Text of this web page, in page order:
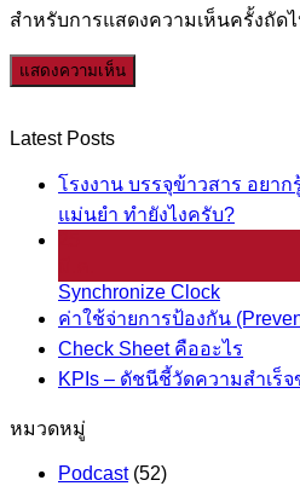
สำหรับการแสดงความเห็นครั้งถัดไ
Latest Posts
โรงงาน บรรจุข้าวสาร อยา
แม่นยำ ทำยังไงครับ?
Synchronize Clock
ค่าใช้จ่ายการป้องกัน
Check Sheet คืออะไร
KPIs – ดัชนีชี้วัดความสำเร็
หมวดหมู่
Podcast(52)